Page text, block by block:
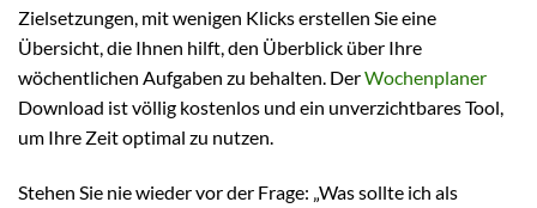
Zielsetzungen, mit wenigen Klicks erstellen Sie eine
Übersicht, die Ihnen hilft, den Überblick über Ihre
wöchentlichen Aufgaben zu behalten. DerWochenplaner
Download ist völlig kostenlos und ein unverzichtbares Tool,
um Ihre Zeit optimal zu nutzen.
Stehen Sie nie wieder vor der Frage: „Was sollte ich als